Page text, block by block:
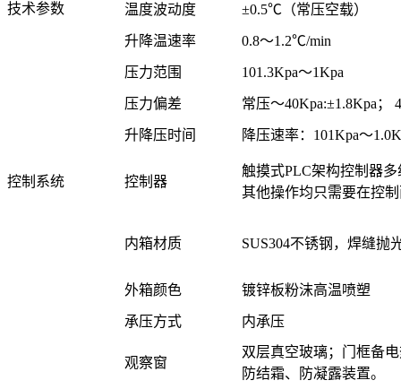
技术参数 温度波动度 ±0.5℃（常压空载）
升降温速率 0.8～1.2℃/min
压力范围 101.3Kpa～1Kpa
压力偏差 常压～40Kpa:±1.8Kpa；
升降压时间 降压速率：101Kpa～
控制系统 控制器
触摸式PLC架构控制器
其他操作均只需要在控
内箱材质 SUS304不锈钢，焊缝抛
外箱颜色 镀锌板粉沫高温喷塑
承压方式 内承压
观察窗
双层真空玻璃；门框备
防结霜、防凝露装置。